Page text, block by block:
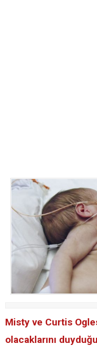
Misty ve Curtis
olacaklarını